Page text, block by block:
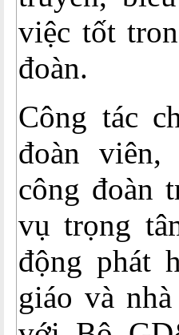
việc tốt
đoàn.
Công tác
đoàn
công đoàn
vụ trọng
động phát
giáo và